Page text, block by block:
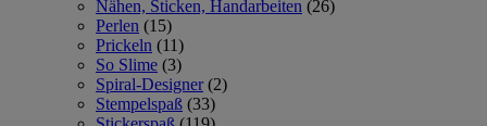
Nähen, Sticken, Handarbeiten (26)
Perlen (15)
Prickeln (11)
So Slime (3)
Spiral-Designer (2)
Stempelspaß (33)